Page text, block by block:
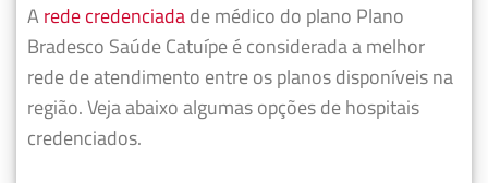
A rede credenciadade médico do plano Plano
Bradesco Saúde Catuípe é considerada a melhor
rede de atendimento entre os planos disponíveis na
região. Veja abaixo algumas opções de hospitais
credenciados.